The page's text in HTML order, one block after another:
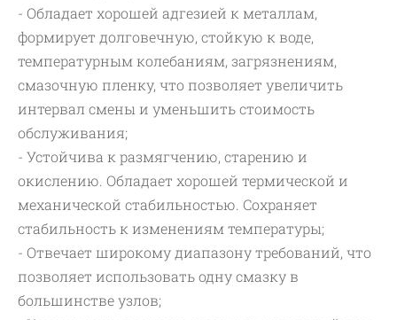
- Обладает хорошей адгезией к металлам,
формирует долговечную, стойкую к воде,
температурным колебаниям, загрязнениям,
смазочную пленку, что позволяет увеличить
интервал смены и уменьшить стоимость
обслуживания;
- Устойчива к размягчению, старению и
окислению. Обладает хорошей термической и
механической стабильностью. Сохраняет
стабильность к изменениям температуры;
- Отвечает широкому диапазону требований, что
позволяет использовать одну смазку в
большинстве узлов;